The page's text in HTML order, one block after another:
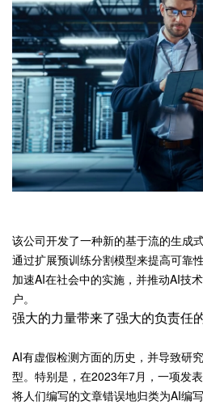
该公司开发了一种新的基于流的生成
通过扩展预训练分割模型来提高可靠
加速AI在社会中的实施，并推动AI技
户。
强大的力量带来了强大的负责任
AI有虚假检测方面的历史，并导致研
型。特别是，在2023年7月，一项发
将人们编写的文章错误地归类为AI编